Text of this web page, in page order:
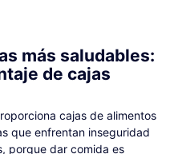
más saludables:
de cajas
cajas de alimentos
que enfrentan inseguridad
porque dar comida es